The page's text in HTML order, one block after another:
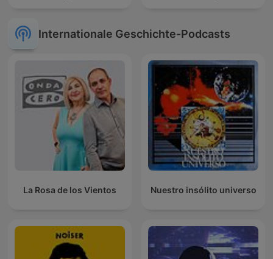
Internationale Geschichte-Podcasts
La Rosa de los Vientos Nuestro insólito universo